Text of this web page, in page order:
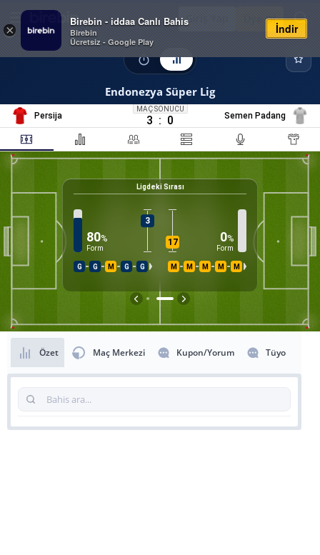
×
Birebin - iddaa Canlı Bahis
Birebin
Ücretsiz - Google Play
İndir
Giriş Yap Üye Ol
Endonezya Süper Lig
Persija
MAÇ SONUCU
3 : 0 Semen Padang
Imran
Ligdeki Sırası
80%
Form
3
17 0%
Form
G G M G G M M M M M
Özet Maç Merkezi Kupon/Yorum Tüyo